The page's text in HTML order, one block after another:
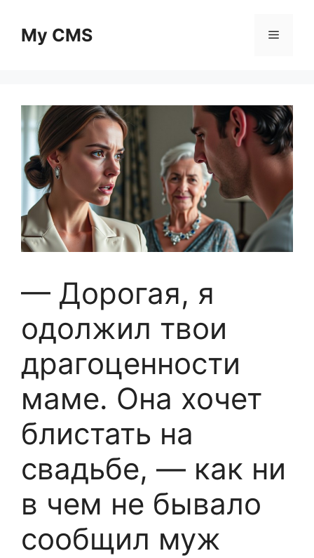
contentMy CMS Menu
— Дорогая, я
одолжил твои
драгоценности
маме. Она хочет
блистать на
свадьбе, — как ни
в чем не бывало
сообщил муж